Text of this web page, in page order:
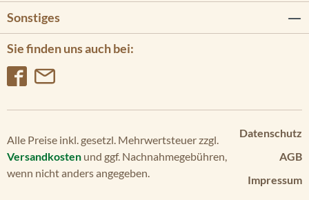
Sie finden uns auch bei:
Sonstiges
Datenschutz
AGB
Impressum
Alle Preise inkl. gesetzl. Mehrwertsteuer zzgl.
Versandkosten und ggf. Nachnahmegebühren,
wenn nicht anders angegeben.